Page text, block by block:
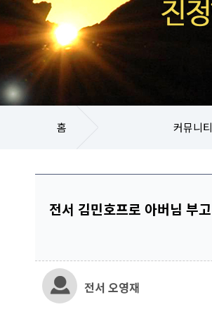
홈 커뮤니티
전서 김민호프로 아버님 부고
전서 오영재